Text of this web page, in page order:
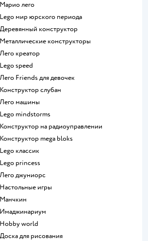
Марио лего
Lego мир юрского периода
Деревянный конструктор
Металлические конструкторы
Лего креатор
Lego speed
Лего Friends для девочек
Конструктор слубан
Лего машины
Lego mindstorms
Конструктор на радиоуправлении
Конструктор mega bloks
Lego классик
Lego princess
Лего джуниорс
Настольные игры
Манчкин
Имаджинариум
Hobby world
Доска для рисования